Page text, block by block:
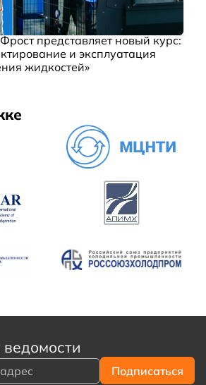
представляет новый курс:
и эксплуатация
жидкостей»